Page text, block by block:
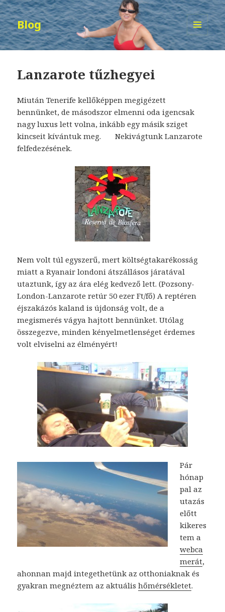
Blog
MENÜ
ÉS
Lanzarote tűzhegyei
Miután Tenerife kellőképpen megigézett
bennünket, de másodszor elmenni oda igencsak
nagy luxus lett volna, inkább egy másik sziget
kincseit kívántuk meg. Nekivágtunk Lanzarote
felfedezésének.
Nem volt túl egyszerű, mert költségtakarékosság
miatt a Ryanair londoni átszállásos járatával
utaztunk, így az ára elég kedvező lett. (Pozsony-
London-Lanzarote retúr 50 ezer Ft/fő) A reptéren
éjszakázós kaland is újdonság volt, de a
megismerés vágya hajtott bennünket. Utólag
összegezve, minden kényelmetlenséget érdemes
volt elviselni az élményért!
Pár
hónap
pal az
utazás
előtt
kikeres
tem a
webca
merát,
ahonnan majd integethetünk az otthoniaknak és
gyakran megnéztem az aktuálishőmérsékletet.